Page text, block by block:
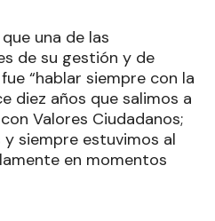
una de las
de su gestión y de
“hablar siempre con la
diez años que salimos a
Valores Ciudadanos;
siempre estuvimos al
en momentos